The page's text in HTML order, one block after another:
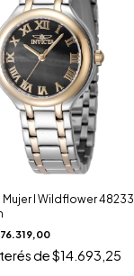
Mujer I Wildflower 48233
de$14.693,25